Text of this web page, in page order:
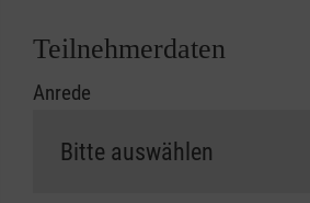
Abrechnungsunterlagen
erfolgt eine Abrechnung der
Die notwendigen Formulare
Teilnehmerdaten
Anrede